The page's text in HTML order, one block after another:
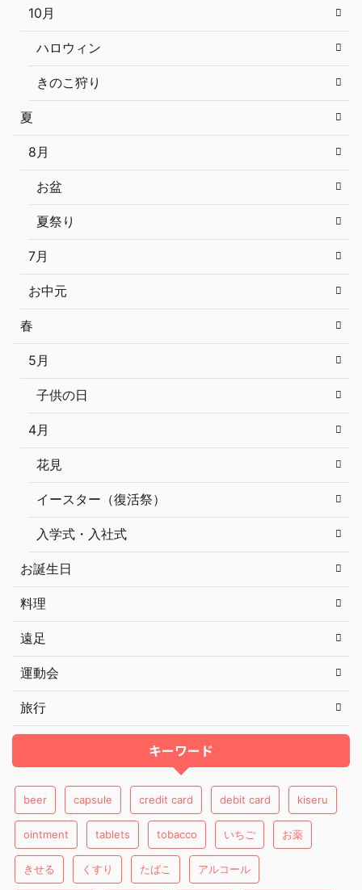
10月
ハロウィン
きのこ狩り
夏
8月
お盆
夏祭り
7月
お中元
春
5月
子供の日
4月
花見
イースター（復活祭）
入学式・入社式
お誕生日
料理
遠足
運動会
旅行
キーワード
beer capsule credit card debit card kiseru
ointment tablets tobacco いちご お薬
きせる くすり たばこ アルコール